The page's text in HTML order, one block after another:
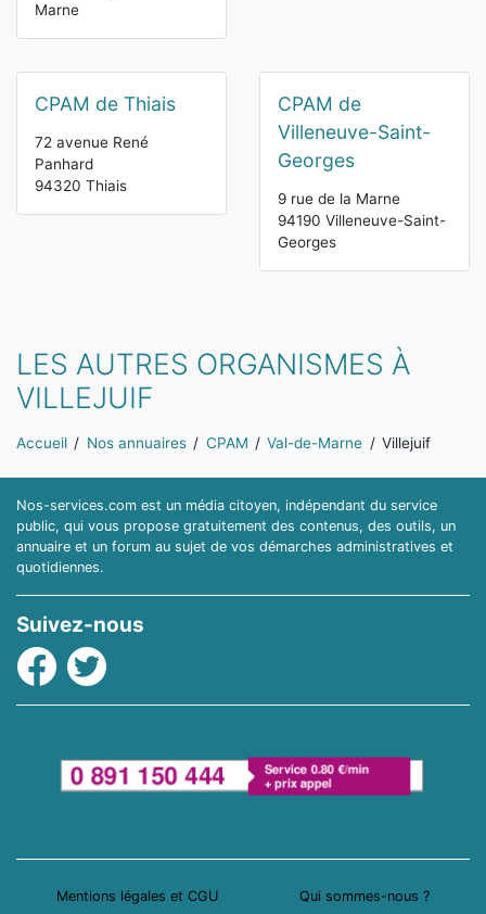
Marne
CPAM de Thiais
72 avenue René
Panhard
94320 Thiais
CPAM de
Villeneuve-Saint-
Georges
9 rue de la Marne
94190 Villeneuve-Saint-
Georges
LES AUTRES ORGANISMES À
VILLEJUIF
Vous êtes ici:
Accueil Nos annuaires CPAM Val-de-Marne Villejuif
Nos-services.com est un média citoyen, indépendant du service
public, qui vous propose gratuitement des contenus, des outils, un
annuaire et un forum au sujet de vos démarches administratives et
quotidiennes.
Suivez-nous
Facebook
Twitter
Mentions légales et CGU Qui sommes-nous ?